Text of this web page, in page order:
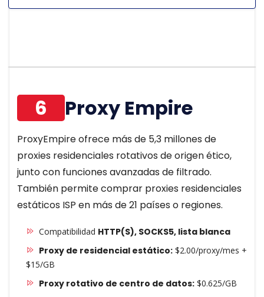
6 Proxy Empire
ProxyEmpire ofrece más de 5,3 millones de
proxies residenciales rotativos de origen ético,
junto con funciones avanzadas de filtrado.
También permite comprar proxies residenciales
estáticos ISP en más de 21 países o regiones.
Compatibilidad HTTP(S), SOCKS5, lista blanca
Proxy de residencial estático:$2.00/proxy/mes +
$15/GB
Proxy rotativo de centro de datos:$0.625/GB